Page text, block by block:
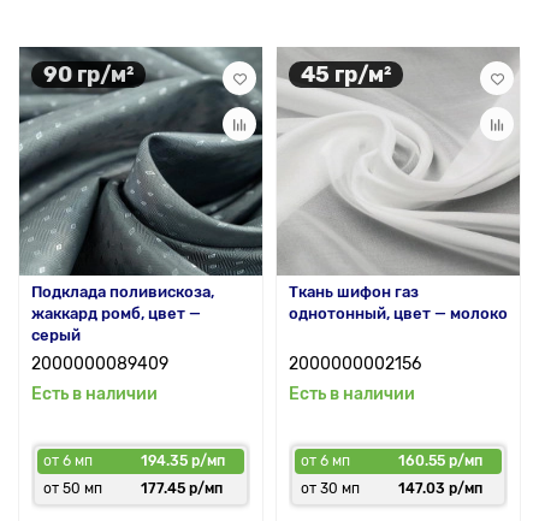
90 гр/м²
Подклада поливискоза,
жаккард ромб, цвет —
серый
2000000089409
Есть в наличии
от 6 мп
194.35 р/мп
от 50 мп
177.45 р/мп
45 гр/м²
Ткань шифон газ
однотонный, цвет — молоко
2000000002156
Есть в наличии
от 6 мп
160.55 р/мп
от 30 мп
147.03 р/мп